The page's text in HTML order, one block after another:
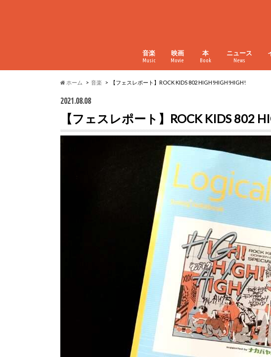
音楽
Music
映画
Movie
本
Book
ニュース
News
ホーム 音楽 【フェスレポート】ROCK KIDS 802 HIGH!HIGH!HIGH!
2021.08.08
【フェスレポート】ROCK KIDS 802